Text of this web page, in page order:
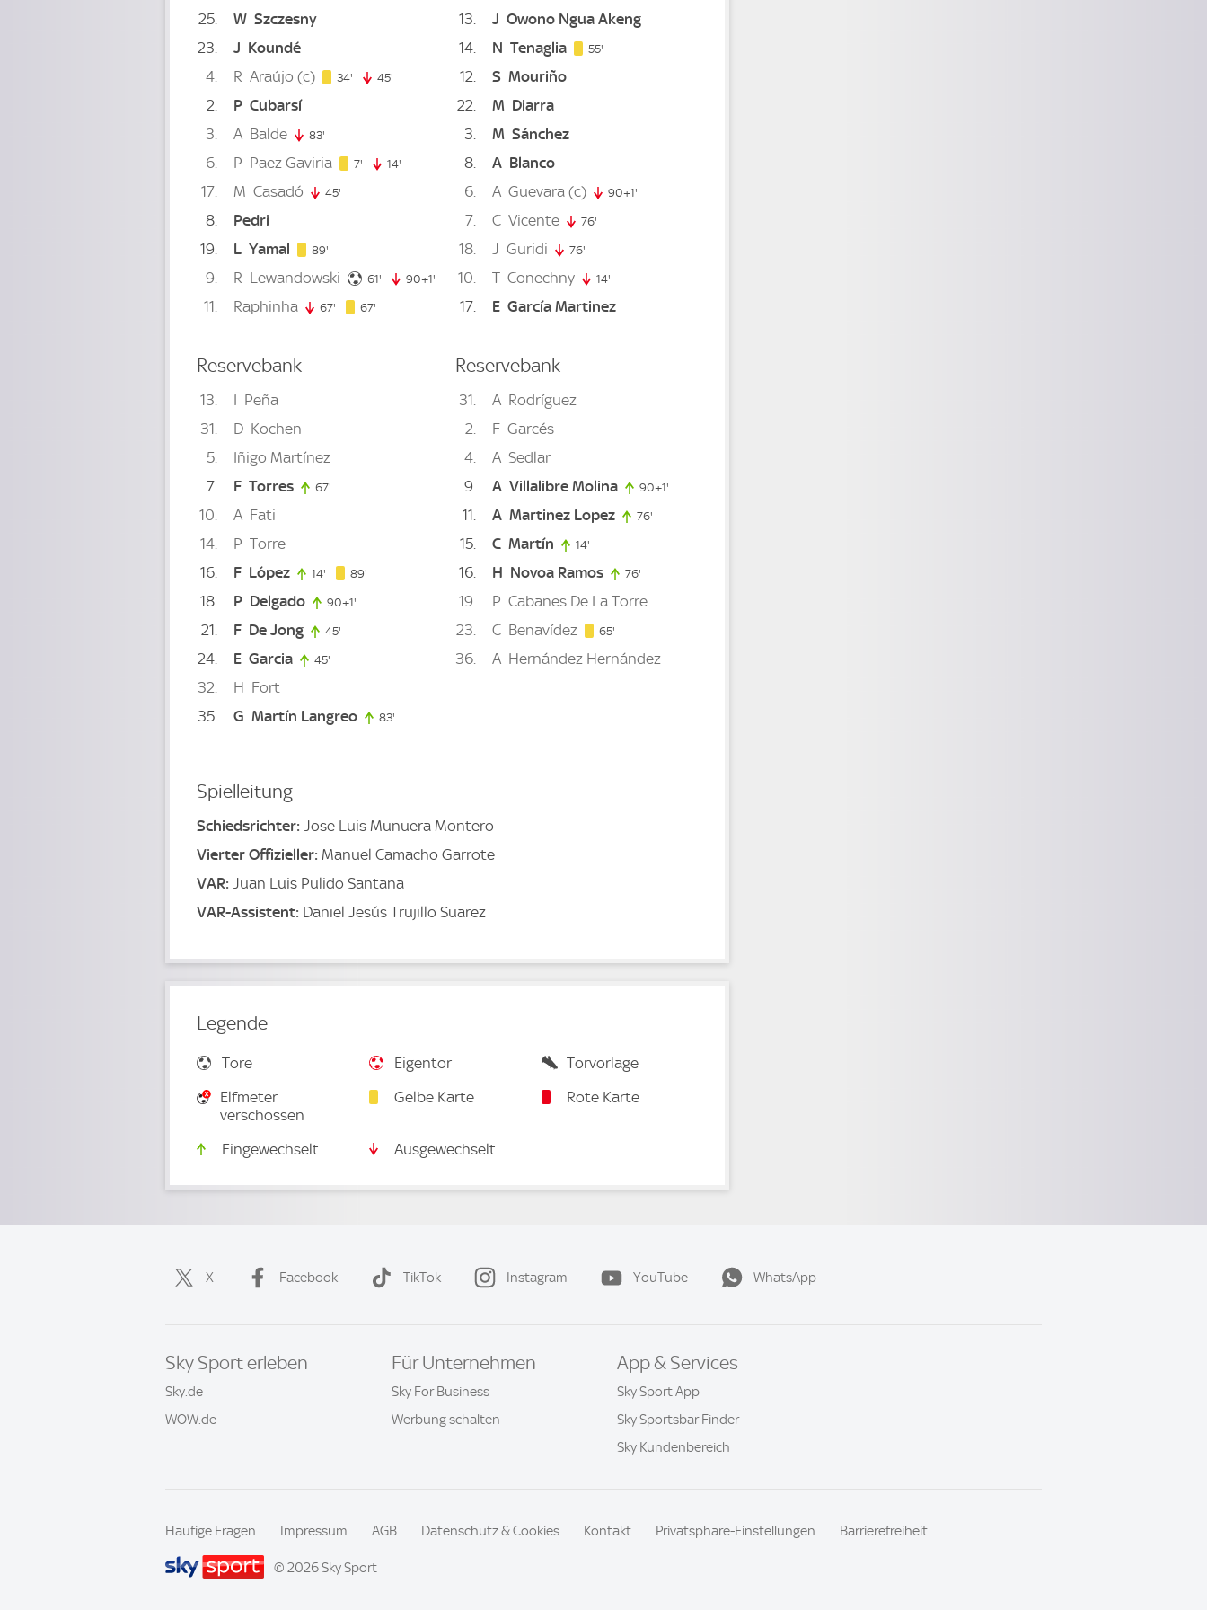
25 W Szczesny
23
J Koundé
4
R Araújo (c) 34' 34. minute
45'
2 P Cubarsí
3
A Balde 83'
6 P Paez Gaviria 7' 7. minute
14'
17 M Casadó 45'
8
Pedri
19
L Yamal 89'
9 R Lewandowski 61' 61. minute
90+1' 91. minute
11 Raphinha 67' 67. minute
67'
Reservebank
13 I Peña
31
D Kochen
5
Iñigo Martínez
7
F Torres 67'
10 A Fati
14
P Torre
16
F López 14' 14. minute
89'
18 P Delgado 90+1'
21 F De Jong 45'
24 E Garcia 45'
32 H Fort
35
G Martín Langreo 83'
13 J Owono Ngua Akeng
14
N Tenaglia 55'
12 S Mouriño
22
M Diarra
3
M Sánchez
8
A Blanco
6
A Guevara(c) 90+1'
7 C Vicente 76'
18 J Guridi 76'
10 T Conechny 14'
17 E García Martinez
Reservebank
31 A Rodríguez
2
F Garcés
4
A Sedlar
9
A Villalibre Molina 90+1'
11 A Martinez Lopez 76'
15 C Martín 14'
16 H Novoa Ramos 76'
19 P Cabanes De La Torre
23
C Benavídez 65'
36 A Hernández Hernández
Spielleitung
Schiedsrichter: Jose Luis Munuera Montero
Vierter Offizieller: Manuel Camacho Garrote
VAR: Juan Luis Pulido Santana
VAR-Assistent: Daniel Jesús Trujillo Suarez
Legende
Tore Eigentor
Torvorlage
Elfmeter
verschossen
Gelbe Karte Rote Karte
Eingewechselt Ausgewechselt
X Facebook TikTok Instagram YouTube WhatsApp
Sky Sport erleben
Sky.de
WOW.de
Für Unternehmen
Sky For Business
Werbung schalten
App & Services
Sky Sport App
Sky Sportsbar Finder
Sky Kundenbereich
Häufige Fragen Impressum AGB Datenschutz & Cookies Kontakt Privatsphäre-Einstellungen Barrierefreiheit
© 2026 Sky Sport